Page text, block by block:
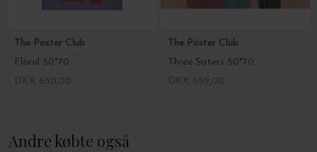
The Poster Club
Floral 50*70
The Poster Club
Three Sisters 50*70
Andre købte også